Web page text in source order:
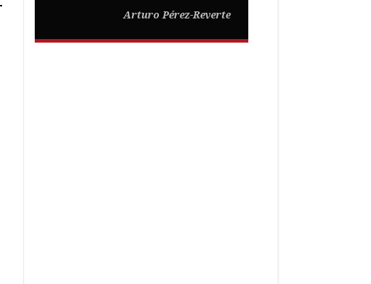
Arturo Pérez-Reverte